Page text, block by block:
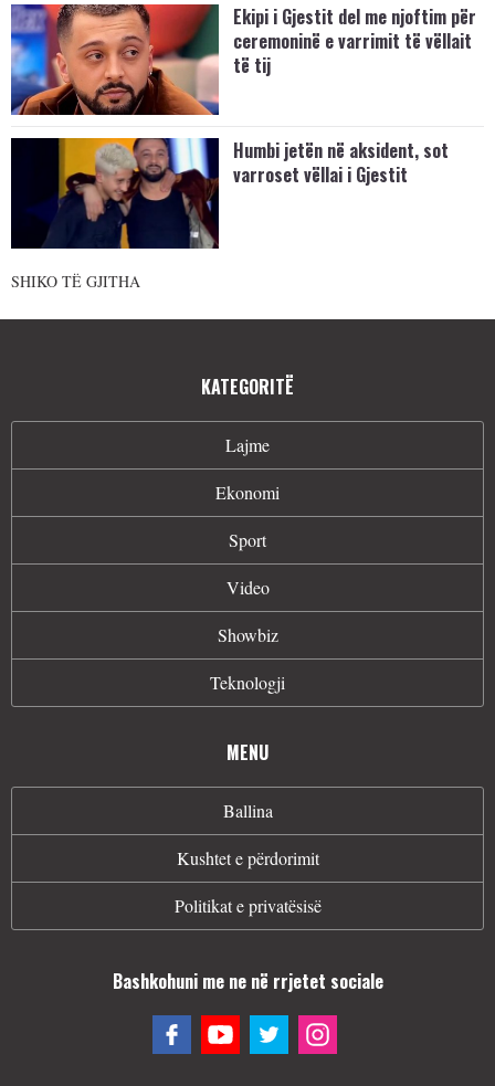
Ekipi i Gjestit del me njoftim për
ceremoninë e varrimit të vëllait
të tij
Humbi jetën në aksident, sot
varroset vëllai i Gjestit
SHIKO TË GJITHA
KATEGORITË
Lajme
Ekonomi
Sport
Video
Showbiz
Teknologji
MENU
Ballina
Kushtet e përdorimit
Politikat e privatësisë
Bashkohuni me ne në rrjetet sociale